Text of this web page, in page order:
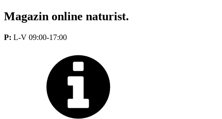
Magazin online naturist.
P: L-V 09:00-17:00